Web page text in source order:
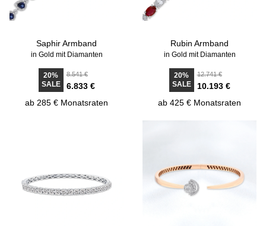
Saphir Armband
in Gold mit Diamanten
20%
SALE
8.541 €
6.833 €
ab 285 € Monatsraten
Rubin Armband
in Gold mit Diamanten
20%
SALE
12.741 €
10.193 €
ab 425 € Monatsraten